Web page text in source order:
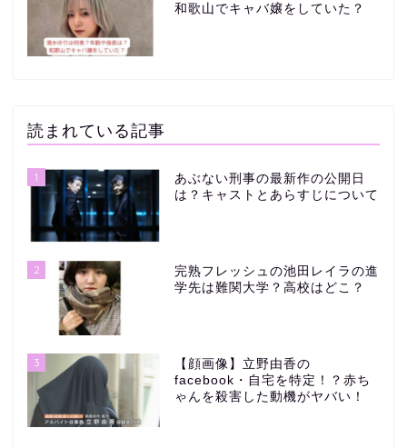
和歌山でキャバ嬢をしていた？
読まれている記事
1
あぶない刑事の最新作の公開日
は？キャストとあらすじについて
2
完熟フレッシュの池田レイラの進
学先は難関大学？高校はどこ？
3
【顔画像】立野由香の
facebook・自宅を特定！？赤ち
ゃんを殺害した動機がヤバい！